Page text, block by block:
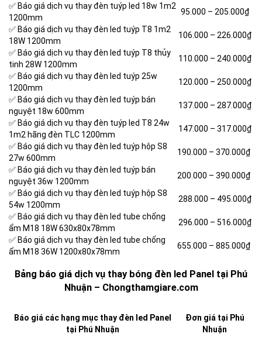
✅ Báo giá dịch vụ thay đèn tuýp led 18w 1m2
1200mm
95.000 – 205.000₫
✅ Báo giá dịch vụ thay đèn led tuýp T8 1m2
18W 1200mm
106.000 – 226.000₫
✅ Báo giá dịch vụ thay đèn led tuýp T8 thủy
tinh 28W 1200mm
110.000 – 240.000₫
✅ Báo giá dịch vụ thay đèn led tuýp 25w
1200mm
120.000 – 250.000₫
✅ Báo giá dịch vụ thay đèn led tuýp bán
nguyệt 18w 600mm
137.000 – 287.000₫
✅ Báo giá dịch vụ thay đèn tuýp led T8 24w
1m2 hãng đèn TLC 1200mm
147.000 – 317.000₫
✅ Báo giá dịch vụ thay đèn led tuýp hộp S8
27w 600mm
190.000 – 370.000₫
✅ Báo giá dịch vụ thay đèn led tuýp bán
nguyệt 36w 1200mm
200.000 – 390.000₫
✅ Báo giá dịch vụ thay đèn led tuýp hộp S8
54w 1200mm
288.000 – 495.000₫
✅ Báo giá dịch vụ thay đèn led tube chống
ẩm M18 18W 630x80x78mm
296.000 – 516.000₫
✅ Báo giá dịch vụ thay đèn led tube chống
ẩm M18 36W 1200x80x78mm
655.000 – 885.000₫
Bảng báo giá dịch vụ thay bóng đèn led Panel tại Phú
Nhuận – Chongthamgiare.com
Báo giá các hạng mục thay đèn led Panel
tại Phú Nhuận
Đơn giá tại Phú
Nhuận